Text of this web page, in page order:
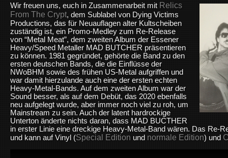
Wir freuen uns, euch in Zusammenarbeit mit Relics
From The Crypt, dem Sublabel von Dying Victims
Productions, das für Neuauflagen alter Kultscheiben
zuständig ist, ein Promo-Medley zum Re-Release
von “Metal Meat”, dem zweiten Album der Essener
Heavy/Speed Metaller MAD BUTCHER präsentieren
zu können. 1981 gegründet, gehörte die Band zu den
ersten deutschen Bands, die die Einflüsse der
NWoBHM sowie des frühen US-Metal aufgriffen und
war damit hierzulande auch eine der ersten echten
Heavy-Metal-Bands. Auf dem zweiten Album war der
Sound besser, als auf dem Debüt, das 2020 ebenfalls
neu aufgelegt wurde, aber immer noch viel zu roh, um
Mainstream zu sein. Auch der latent hardrockige
Unterton änderte nichts daran, dass MAD BUCTHER
in erster Linie eine dreckige Heavy-Metal-Band wären. Das Re-
und kann auf Vinyl (Special Edition und normale Edition) und